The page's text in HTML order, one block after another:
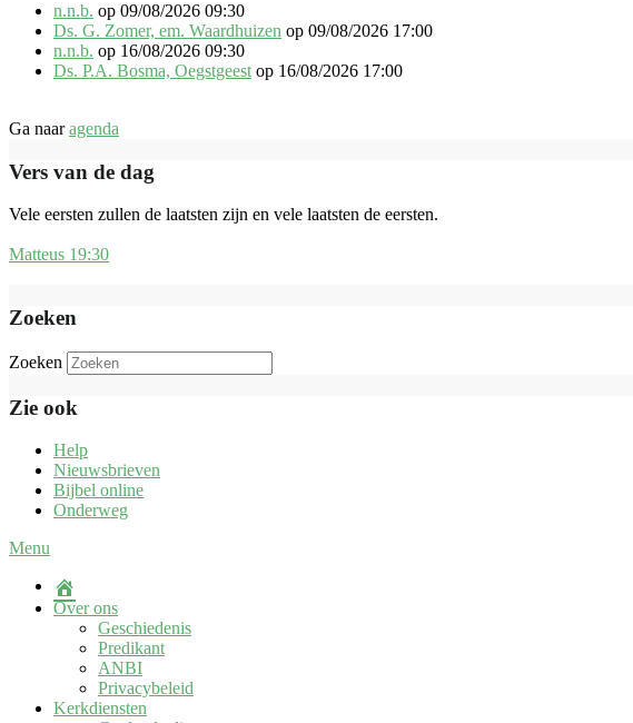
n.n.b. op 09/08/2026 09:30
Ds. G. Zomer, em. Waardhuizen op 09/08/2026 17:00
n.n.b. op 16/08/2026 09:30
Ds. P.A. Bosma, Oegstgeest op 16/08/2026 17:00
Ga naaragenda
Vers van de dag
Vele eersten zullen de laatsten zijn en vele laatsten de eersten.
Matteus 19:30
Zoeken
Zoeken
Zie ook
Help
Nieuwsbrieven
Bijbel online
Onderweg
Menu
Over ons
Geschiedenis
Predikant
ANBI
Privacybeleid
Kerkdiensten